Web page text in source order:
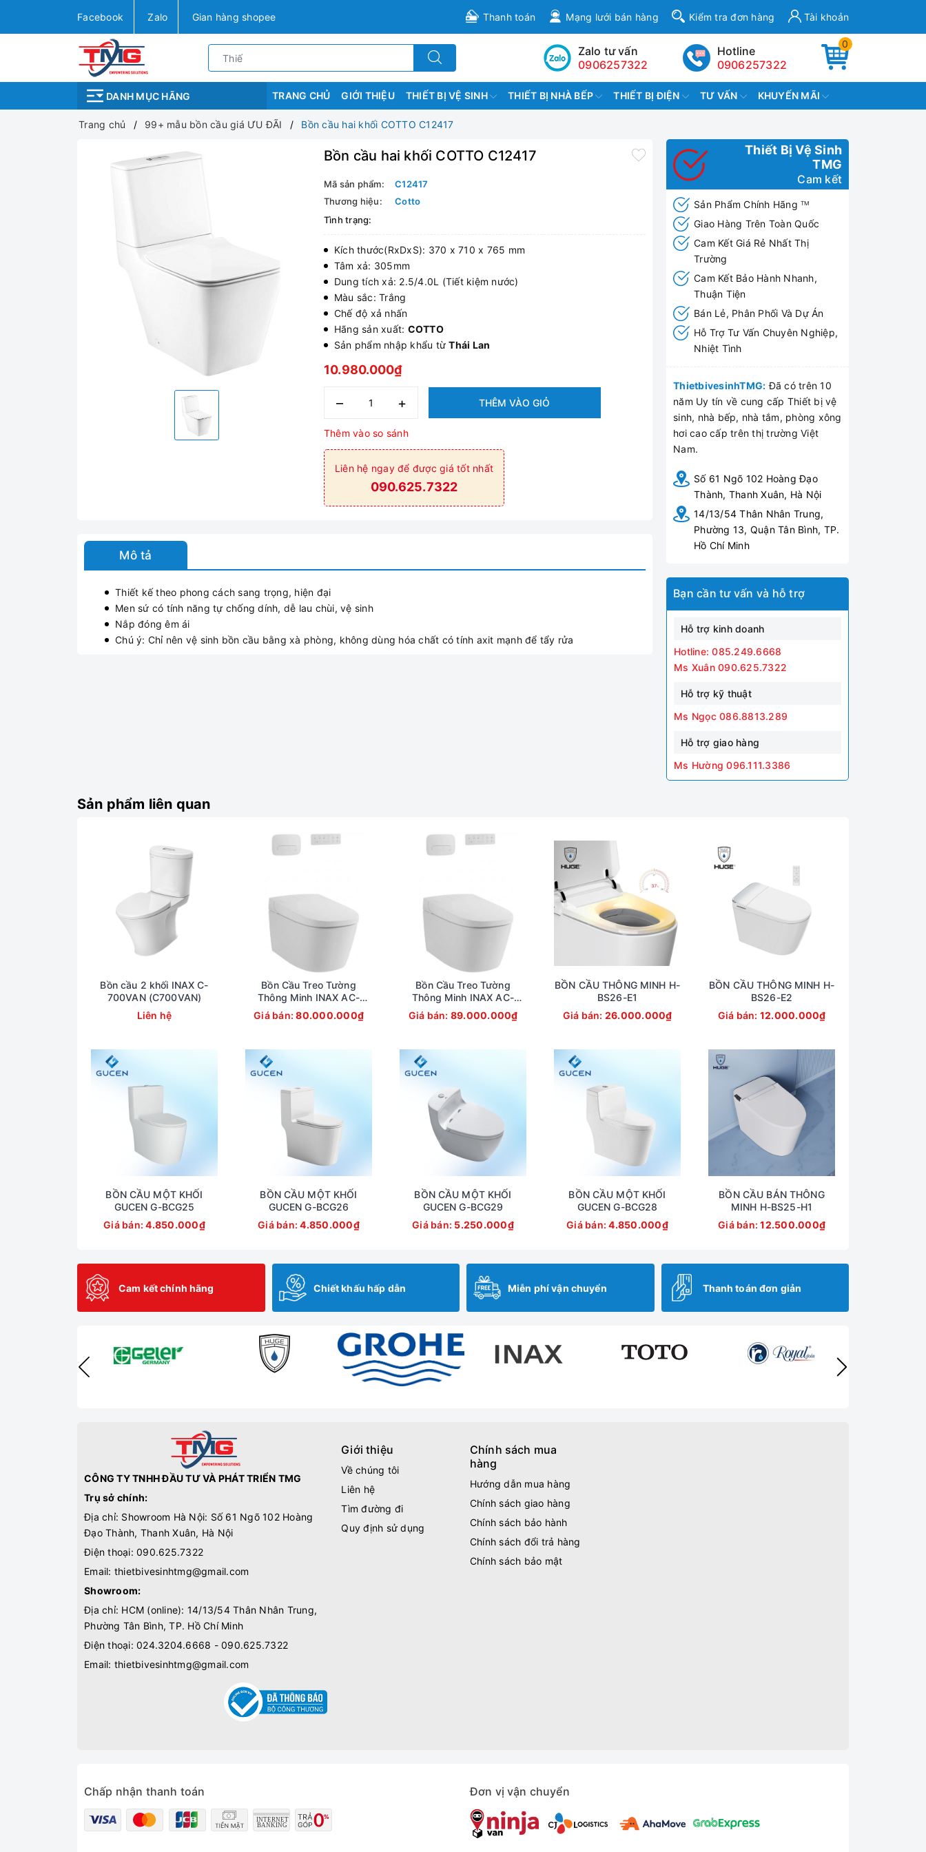
Facebook Zalo Gian hàng shopee Thanh toán Mạng lưới bán hàng Kiểm tra đơn hàng Tài khoản
0
Hotline
0906257322
Zalo tư vấn
0906257322
DANH MỤC HÃNG TRANG CHỦ GIỚI THIỆU THIẾT BỊ VỆ SINH THIẾT BỊ NHÀ BẾP THIẾT BỊ ĐIỆN TƯ VẤN KHUYẾN MÃI
Trang chủ 99+ mẫu bồn cầu giá ƯU ĐÃI Bồn cầu hai khối COTTO C12417
Bồn cầu hai khối COTTO C12417
Mã sản phẩm:
C12417
Thương hiệu:
Cotto
Tình trạng:
Kích thước(RxDxS): 370 x 710 x 765 mm
Tâm xả: 305mm
Dung tích xả: 2.5/4.0L (Tiết kiệm nước)
Màu sắc: Trắng
Chế độ xả nhấn
Hãng sản xuất: COTTO
Sản phẩm nhập khẩu từThái Lan
10.980.000₫
– + THÊM VÀO GIỎ
Thêm vào so sánh
Liên hệ ngay để được giá tốt nhất
090.625.7322
Mô tả
Thiết kế theo phong cách sang trọng, hiện đại
Men sứ có tính năng tự chống dính, dễ lau chùi, vệ sinh
Nắp đóng êm ái
Chú ý: Chỉ nên vệ sinh bồn cầu bằng xà phòng, không dùng hóa chất có tính axit mạnh để tẩy rửa
Thiết Bị Vệ Sinh
TMG
Cam kết
Sản Phẩm Chính Hãng TM
Giao Hàng Trên Toàn Quốc
Cam Kết Giá Rẻ Nhất Thị
Trường
Cam Kết Bảo Hành Nhanh,
Thuận Tiện
Bán Lẻ, Phân Phối Và Dự Án
Hỗ Trợ Tư Vấn Chuyên Nghiệp,
Nhiệt Tình
ThietbivesinhTMG: Đã có trên 10
năm Uy tín về cung cấp Thiết bị vệ
sinh, nhà bếp, nhà tắm, phòng xông
hơi cao cấp trên thị trường Việt
Nam.
Số 61 Ngõ 102 Hoàng Đạo
Thành, Thanh Xuân, Hà Nội
14/13/54 Thân Nhân Trung,
Phường 13, Quận Tân Bình, TP.
Hồ Chí Minh
Bạn cần tư vấn và hỗ trợ
Hỗ trợ kinh doanh
Hotline: 085.249.6668
Ms Xuân 090.625.7322
Hỗ trợ kỹ thuật
Ms Ngọc 086.8813.289
Hỗ trợ giao hàng
Ms Hường 096.111.3386
Sản phẩm liên quan
Bồn cầu 2 khối INAX C-
700VAN (C700VAN)
Liên hệ
Bồn Cầu Treo Tường
Thông Minh INAX AC-
820VN (AC820VN)
Giá bán:80.000.000₫
Bồn Cầu Treo Tường
Thông Minh INAX AC-
821VN (AC821VN)
Giá bán: 89.000.000₫
BỒN CẦU THÔNG MINH H-
BS26-E1
Giá bán: 26.000.000₫
BỒN CẦU THÔNG MINH H-
BS26-E2
Giá bán: 12.000.000₫
BỒN CẦU MỘT KHỐI
GUCEN G-BCG25
Giá bán:4.850.000₫
BỒN CẦU MỘT KHỐI
GUCEN G-BCG26
Giá bán:4.850.000₫
BỒN CẦU MỘT KHỐI
GUCEN G-BCG29
Giá bán: 5.250.000₫
BỒN CẦU MỘT KHỐI
GUCEN G-BCG28
Giá bán:4.850.000₫
BỒN CẦU BÁN THÔNG
MINH H-BS25-H1
Giá bán:12.500.000₫
Cam kết chính hãng Chiết khấu hấp dẫn Miễn phí vận chuyển Thanh toán đơn giản
CÔNG TY TNHH ĐẦU TƯ VÀ PHÁT TRIỂN TMG
Trụ sở chính:
Địa chỉ: Showroom Hà Nội: Số 61 Ngõ 102 Hoàng
Đạo Thành, Thanh Xuân, Hà Nội
Điện thoại: 090.625.7322
Email: thietbivesinhtmg@gmail.com
Showroom:
Địa chỉ: HCM (online): 14/13/54 Thân Nhân Trung,
Phường Tân Bình, TP. Hồ Chí Minh
Điện thoại: 024.3204.6668 - 090.625.7322
Email: thietbivesinhtmg@gmail.com
Giới thiệu
Về chúng tôi
Liên hệ
Tìm đường đi
Quy định sử dụng
Chính sách mua
hàng
Hướng dẫn mua hàng
Chính sách giao hàng
Chính sách bảo hành
Chính sách đổi trả hàng
Chính sách bảo mật
Chấp nhận thanh toán Đơn vị vận chuyển